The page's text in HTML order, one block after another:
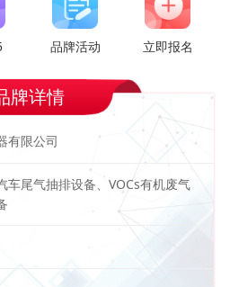
品牌活动 立即报名
牌详情
有限公司
车尾气抽排设备、VOCs有机废气